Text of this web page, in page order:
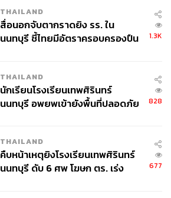
ถนัดกิจ จันกิเสน
Content Creator ประจำกองบรรณาธิการ
THE STANDARD WEALTH ผู้เสพติดโลก
เคลื่อนไหวให้เป็นเรื่องเข้าใจง่าย สนุก และได้
ไอเดียใหม่ๆ
THAILAND
สื่อนอกจับตากราดยิง รร. ใน
นนทบุรี ชี้ไทยมีอัตราครอบครองปืน
1.3K
THAILAND
นักเรียนโรงเรียนเทพศิรินทร์
นนทบุรี อพยพเข้ายังพื้นที่ปลอดภัย
828
THAILAND
คืบหน้าเหตุยิงโรงเรียนเทพศิรินทร์
นนทบุรี ดับ 6 ศพ โฆษก ตร. เร่ง
677